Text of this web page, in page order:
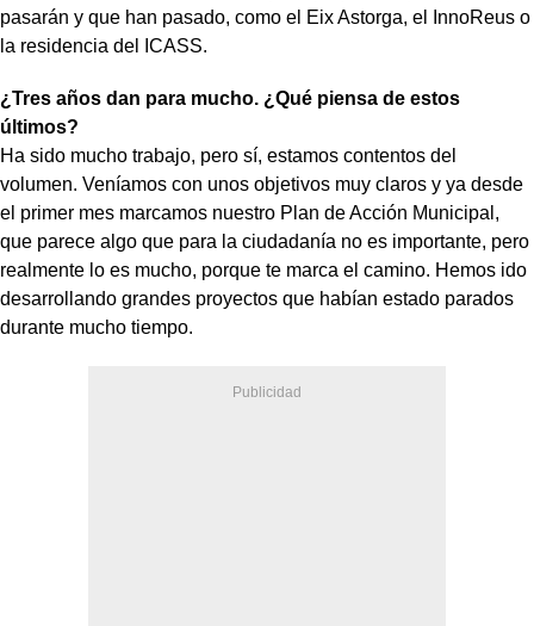
pasarán y que han pasado, como el Eix Astorga, el InnoReus o
la residencia del ICASS.
¿Tres años dan para mucho. ¿Qué piensa de estos
últimos?
Ha sido mucho trabajo, pero sí, estamos contentos del
volumen. Veníamos con unos objetivos muy claros y ya desde
el primer mes marcamos nuestro Plan de Acción Municipal,
que parece algo que para la ciudadanía no es importante, pero
realmente lo es mucho, porque te marca el camino. Hemos ido
desarrollando grandes proyectos que habían estado parados
durante mucho tiempo.